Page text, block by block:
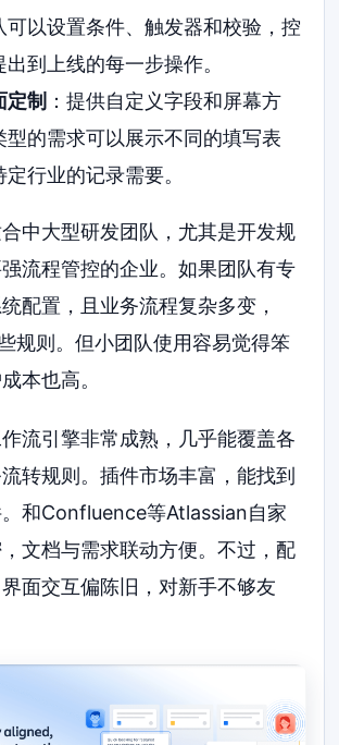
可以设置条件、触发器和校验，控
到上线的每一步操作。
定制 ：提供自定义字段和屏幕方
型的需求可以展示不同的填写表
行业的记录需要。
合中大型研发团队，尤其是开发规
流程管控的企业。如果团队有专
配置，且业务流程复杂多变，
规则。但小团队使用容易觉得笨
本也高。
作流引擎非常成熟，几乎能覆盖各
转规则。插件市场丰富，能找到
和Confluence等Atlassian自家
文档与需求联动方便。不过，配
面交互偏陈旧，对新手不够友